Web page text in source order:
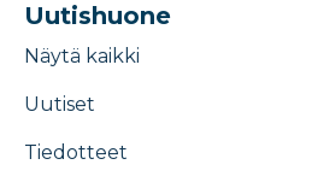
Uutishuone
Näytä kaikki
Uutiset
Tiedotteet